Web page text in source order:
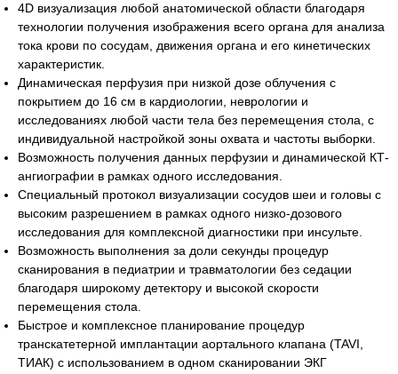
4D визуализация любой анатомической области благодаря
технологии получения изображения всего органа для анализа
тока крови по сосудам, движения органа и его кинетических
характеристик.
Динамическая перфузия при низкой дозе облучения с
покрытием до 16 см в кардиологии, неврологии и
исследованиях любой части тела без перемещения стола, с
индивидуальной настройкой зоны охвата и частоты выборки.
Возможность получения данных перфузии и динамической КТ-
ангиографии в рамках одного исследования.
Специальный протокол визуализации сосудов шеи и головы с
высоким разрешением в рамках одного низко-дозового
исследования для комплексной диагностики при инсульте.
Возможность выполнения за доли секунды процедур
сканирования в педиатрии и травматологии без седации
благодаря широкому детектору и высокой скорости
перемещения стола.
Быстрое и комплексное планирование процедур
транскатетерной имплантации аортального клапана (TAVI,
ТИАК) с использованием в одном сканировании ЭКГ